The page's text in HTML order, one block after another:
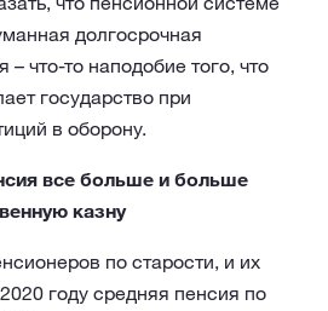
долгосрочная
– что-то наподобие того, что
государство при
в оборону.
все больше и больше
казну
по старости, и их
году средняя пенсия по